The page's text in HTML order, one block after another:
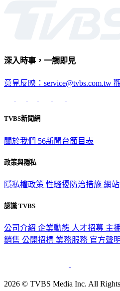
深入時事，一觸即見
意見反映：service@tvbs.com.tw
TVBS新聞網
關於我們 56新聞台節目表
政策與隱私
隱私權政策 性騷擾防治措施 網
認識 TVBS
公司介紹 企業動態 人才招募 主
銷售 公開招標 業務服務 官方聲明
2026 © TVBS Media Inc. All